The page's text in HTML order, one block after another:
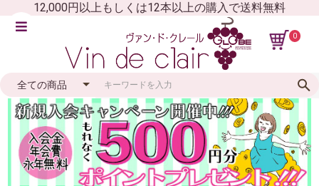
12,000円以上もしくは12本以上の購入で送料無料
0